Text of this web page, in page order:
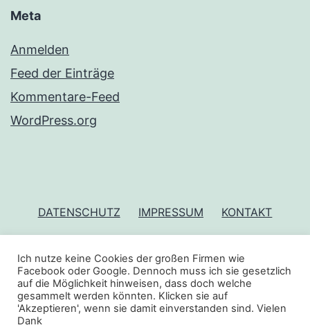
Meta
Anmelden
Feed der Einträge
Kommentare-Feed
WordPress.org
DATENSCHUTZ IMPRESSUM KONTAKT
ROMY HANSKE
Stolz präsentiert von
Ich nutze keine Cookies der großen Firmen wie
Facebook oder Google. Dennoch muss ich sie gesetzlich
auf die Möglichkeit hinweisen, dass doch welche
gesammelt werden könnten. Klicken sie auf
'Akzeptieren', wenn sie damit einverstanden sind. Vielen
Dank